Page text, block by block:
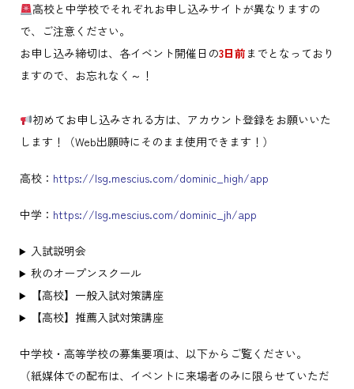
高校と中学校でそれぞれお申し込みサイトが異なりますの
で、ご注意ください。
お申し込み締切は、各イベント開催日の3日前 までとなっており
ますので、お忘れなく～！
初めてお申し込みされる方は、アカウント登録をお願いいた
します！（Web出願時にそのまま使用できます！）
高校： https://lsg.mescius.com/dominic_high/app
中学： https://lsg.mescius.com/dominic_jh/app
入試説明会
秋のオープンスクール
【高校】一般入試対策講座
【高校】推薦入試対策講座
中学校・高等学校の募集要項は、以下からご覧ください。
（紙媒体での配布は、イベントに来場者のみに限らせていただ